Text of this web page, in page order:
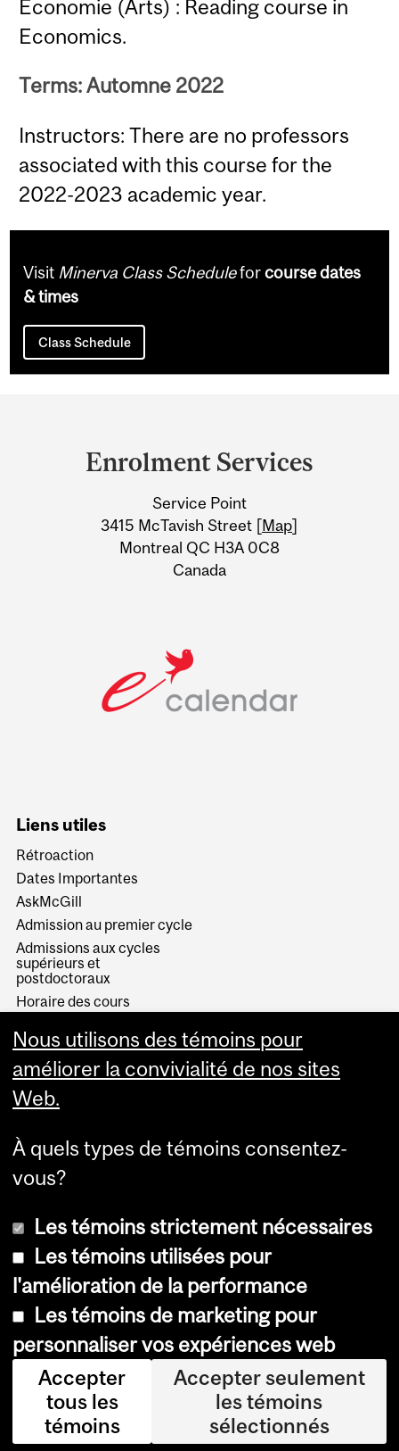
Économie (Arts) : Reading course in
Economics.
Terms: Automne 2022
Instructors: There are no professors
associated with this course for the
2022-2023 academic year.
Visit Minerva Class Scheduleforcourse dates
& times
Class Schedule
Information
Enrolment Services
Service Point
3415 McTavish Street [Map]
Montreal QC H3A 0C8
Canada
Liens utiles
Rétroaction
Dates Importantes
AskMcGill
Admission au premier cycle
Admissions aux cycles
supérieurs et
postdoctoraux
Horaire des cours
Services aux étudiants
© Université McGill, 2026
Accessibilité
Avis sur les témoins
Paramètres des témoins
Se connecter
Nous utilisons des témoins pour
améliorer la convivialité de nos sites
Web.
À quels types de témoins consentez-
vous?
Les témoins strictement nécessaires
Les témoins utilisées pour
l'amélioration de la performance
Les témoins de marketing pour
personnaliser vos expériences web
Accepter
tous les
témoins
Accepter seulement
les témoins
sélectionnés